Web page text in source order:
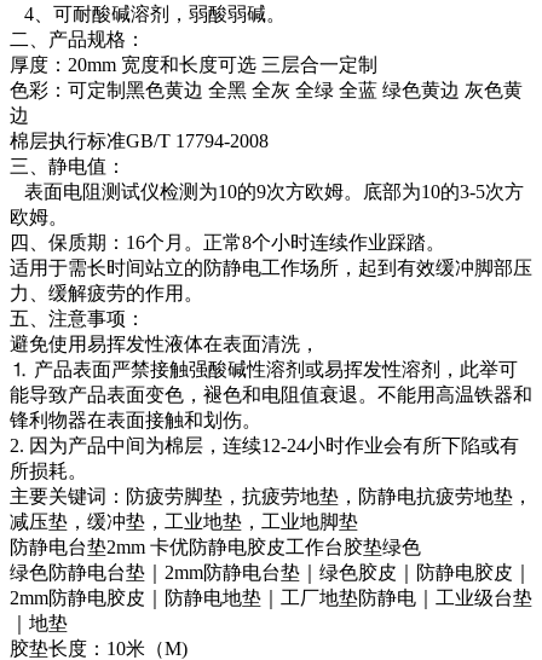
4、可耐酸碱溶剂，弱酸弱碱。
二、产品规格：
厚度：20mm 宽度和长度可选 三层合一定制
色彩：可定制黑色黄边 全黑 全灰 全绿 全蓝 绿色黄边 灰色黄
边
棉层执行标准GB/T 17794-2008
三、静电值：
表面电阻测试仪检测为10的9次方欧姆。底部为10的3-5次方
欧姆。
四、保质期：16个月。正常8个小时连续作业踩踏。
适用于需长时间站立的防静电工作场所，起到有效缓冲脚部压
力、缓解疲劳的作用。
五、注意事项：
避免使用易挥发性液体在表面清洗，
⒈ 产品表面严禁接触强酸碱性溶剂或易挥发性溶剂，此举可
能导致产品表面变色，褪色和电阻值衰退。不能用高温铁器和
锋利物器在表面接触和划伤。
2. 因为产品中间为棉层，连续12-24小时作业会有所下陷或有
所损耗。
主要关键词：防疲劳脚垫，抗疲劳地垫，防静电抗疲劳地垫，
减压垫，缓冲垫，工业地垫，工业地脚垫
防静电台垫2mm 卡优防静电胶皮工作台胶垫绿色
绿色防静电台垫｜2mm防静电台垫｜绿色胶皮｜防静电胶皮｜
2mm防静电胶皮｜防静电地垫｜工厂地垫防静电｜工业级台垫
｜地垫
胶垫长度：10米（M)